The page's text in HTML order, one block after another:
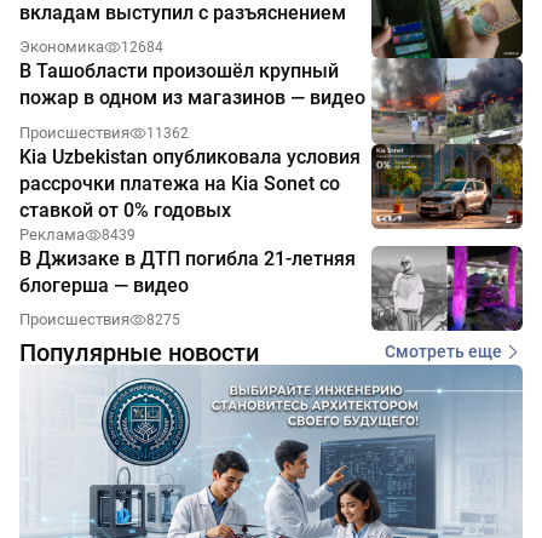
вкладам выступил с разъяснением
Экономика 12684
В Ташобласти произошёл крупный
пожар в одном из магазинов — видео
Происшествия 11362
Kia Uzbekistan опубликовала условия
рассрочки платежа на Kia Sonet со
ставкой от 0% годовых
Реклама 8439
В Джизаке в ДТП погибла 21-летняя
блогерша — видео
Происшествия 8275
Популярные новости Смотреть еще